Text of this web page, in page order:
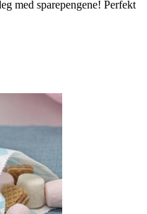
med sparepengene! Perfekt